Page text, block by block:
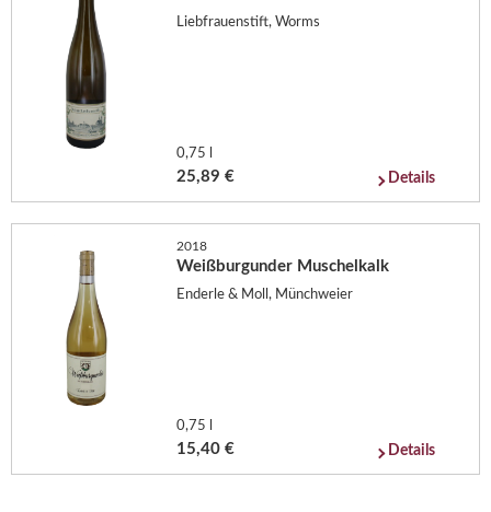
Liebfrauenstift, Worms
0,75 l
25,89 € Details
2018
Weißburgunder Muschelkalk
Enderle & Moll, Münchweier
0,75 l
15,40 € Details